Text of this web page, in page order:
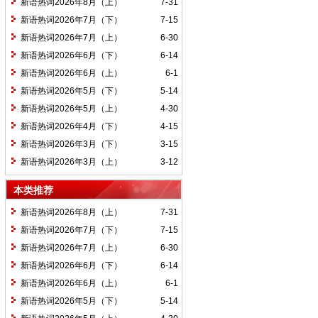
7-31
新语热词2026年8月（上）
7-15
新语热词2026年7月（下）
6-30
新语热词2026年7月（上）
6-14
新语热词2026年6月（下）
6-1
新语热词2026年6月（上）
5-14
新语热词2026年5月（下）
4-30
新语热词2026年5月（上）
4-15
新语热词2026年4月（下）
3-15
新语热词2026年3月（下）
3-12
新语热词2026年3月（上）
本类推荐
7-31
新语热词2026年8月（上）
7-15
新语热词2026年7月（下）
6-30
新语热词2026年7月（上）
6-14
新语热词2026年6月（下）
6-1
新语热词2026年6月（上）
5-14
新语热词2026年5月（下）